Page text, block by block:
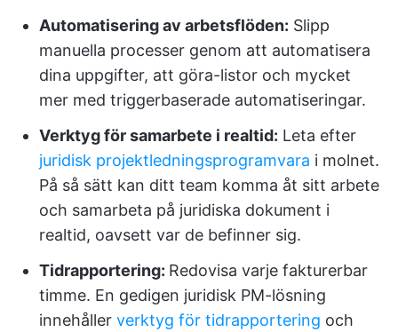
Automatisering av arbetsflöden: Slipp
manuella processer genom att automatisera
dina uppgifter, att göra-listor och mycket
mer med triggerbaserade automatiseringar.
Verktyg för samarbete i realtid: Leta efter
juridisk projektledningsprogramvara i molnet.
På så sätt kan ditt team komma åt sitt arbete
och samarbeta på juridiska dokument i
realtid, oavsett var de befinner sig.
Tidrapportering: Redovisa varje fakturerbar
timme. En gedigen juridisk PM-lösning
innehåller verktyg för tidrapportering och